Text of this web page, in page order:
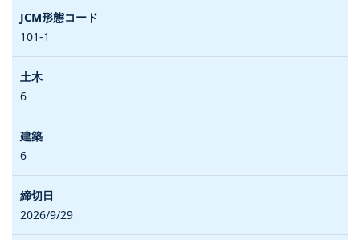
101-1
6
6
2026/9/29